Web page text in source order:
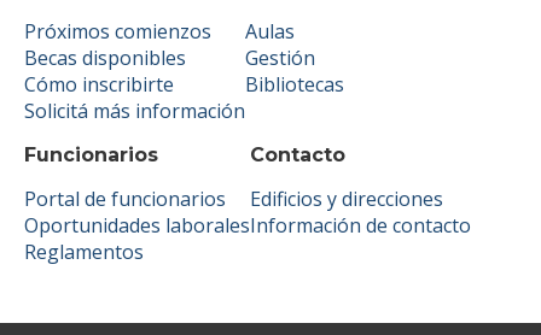
Próximos comienzos
Becas disponibles
Cómo inscribirte
Solicitá más información
Aulas
Gestión
Bibliotecas
Funcionarios
Portal de funcionarios
Oportunidades laborales
Reglamentos
Contacto
Edificios y direcciones
Información de contacto